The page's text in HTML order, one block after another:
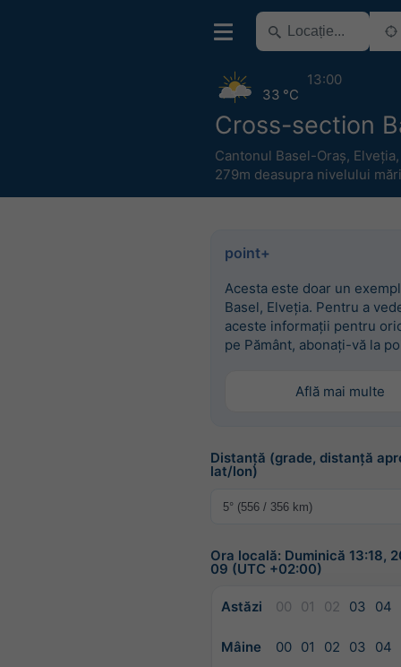
Cross-section
Cantonul Basel-Oraș, Elveția
279m deasupra nivelului
33 °C
13:00
point+
Acesta este doar un
Basel, Elveția. Pentru a
aceste informații pentru
pe Pământ, abonați-vă la
Află mai multe
Distanță (grade, distanță
lat/lon)
Ora locală: Duminică 13:18,
09 (UTC +02:00)
Astăzi 00 01 02 03 04
Mâine 00 01 02 03 04